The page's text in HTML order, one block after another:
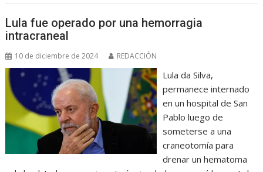
Lula fue operado por una hemorragia
intracraneal
10 de diciembre de 2024 REDACCIÓN
Lula da Silva,
permanece internado
en un hospital de San
Pablo luego de
someterse a una
craneotomía para
drenar un hematoma